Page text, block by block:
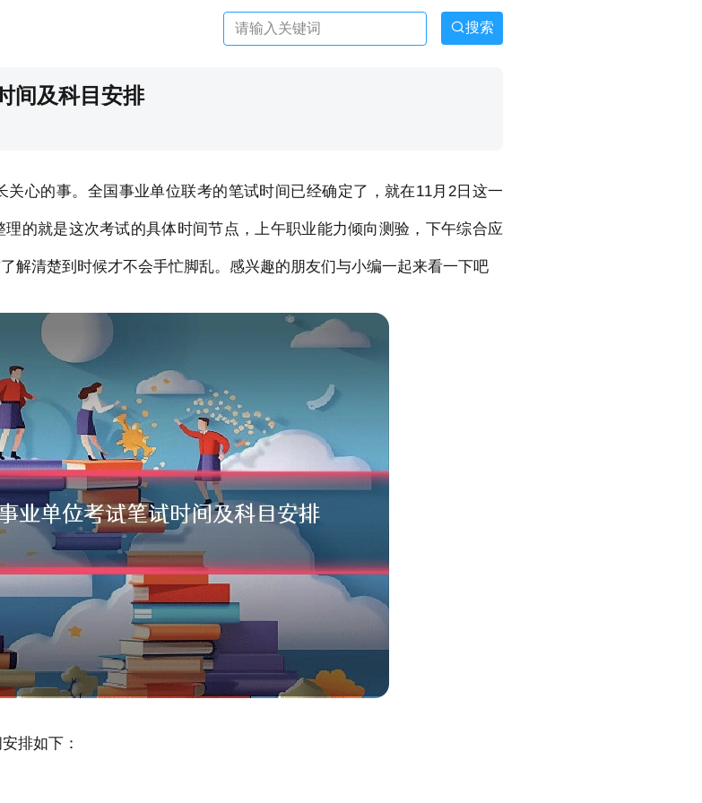
搜索
间及科目安排
关心的事。全国事业单位联考的笔试时间已经确定了，就在11月2日这一
的就是这次考试的具体时间节点，上午职业能力倾向测验，下午综合应
解清楚到时候才不会手忙脚乱。感兴趣的朋友们与小编一起来看一下吧
排如下：